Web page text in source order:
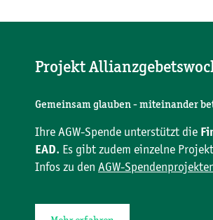
Projekt
Gemeinsam glauben - miteinander
Ihre AGW-Spende unterstützt die
EAD. Es gibt zudem einzelne
Infos zu den AGW-